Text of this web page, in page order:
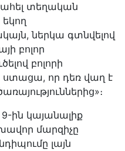
տեղական
ներկա գտնվելով
բոլոր
բոլորի
որ դեռ վաղ է
ին կայանալիք
մարզիչը
լայն